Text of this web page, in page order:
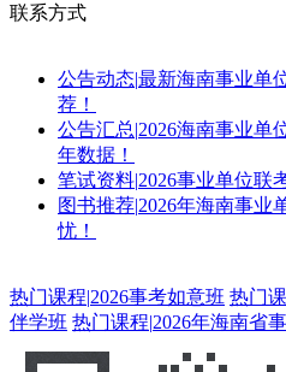
联系方式
公告动态|最新海南事业单
荐！
公告汇总|2026海南事业单
年数据！
笔试资料|2026事业单位联
图书推荐|2026年海南事业
忧！
热门课程|2026事考如意班 热门
伴学班 热门课程|2026年海南省